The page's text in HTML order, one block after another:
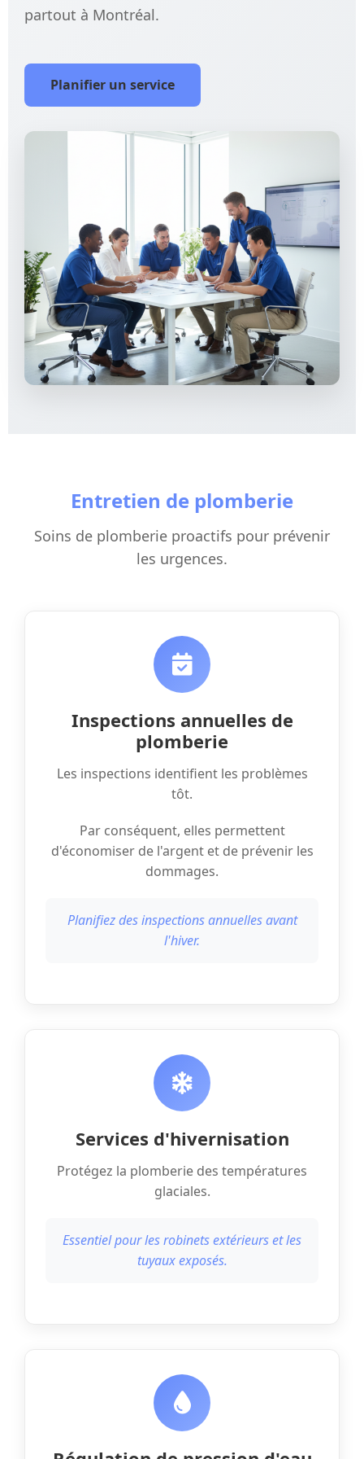
partout à Montréal.
Planifier un service
Entretien de plomberie
Soins de plomberie proactifs pour prévenir
les urgences.
Inspections annuelles de
plomberie
Les inspections identifient les problèmes
tôt.
Par conséquent, elles permettent
d'économiser de l'argent et de prévenir les
dommages.
Planifiez des inspections annuelles avant
l'hiver.
Services d'hivernisation
Protégez la plomberie des températures
glaciales.
Essentiel pour les robinets extérieurs et les
tuyaux exposés.